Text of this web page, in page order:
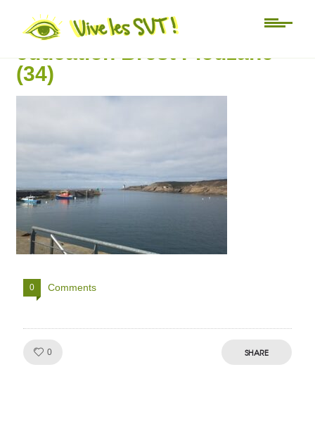
Université d’été Mer
éducation Brest Plouzané
(34)
0 Comments
0 SHARE